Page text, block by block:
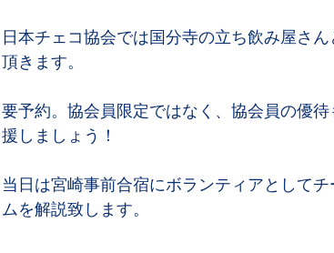
日本チェコ協会では国分寺の立ち飲み屋さ
頂きます。
要予約。協会員限定ではなく、協会員の優
援しましょう！
当日は宮崎事前合宿にボランティアとして
ムを解説致します。